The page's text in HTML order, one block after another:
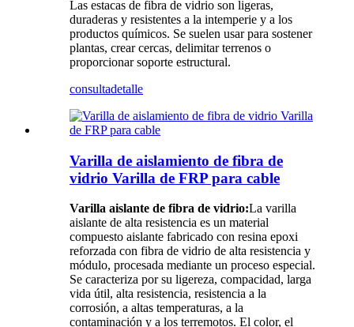
Las estacas de fibra de vidrio son ligeras,
duraderas y resistentes a la intemperie y a los
productos químicos. Se suelen usar para sostener
plantas, crear cercas, delimitar terrenos o
proporcionar soporte estructural.
consultadetalle
Varilla de aislamiento de fibra de
vidrio Varilla de FRP para cable
Varilla aislante de fibra de vidrio:La varilla
aislante de alta resistencia es un material
compuesto aislante fabricado con resina epoxi
reforzada con fibra de vidrio de alta resistencia y
módulo, procesada mediante un proceso especial.
Se caracteriza por su ligereza, compacidad, larga
vida útil, alta resistencia, resistencia a la
corrosión, a altas temperaturas, a la
contaminación y a los terremotos. El color, el